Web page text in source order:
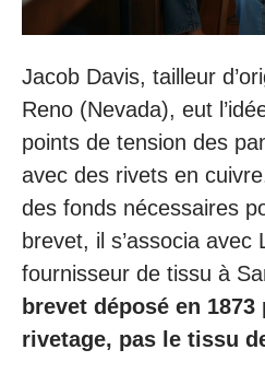
Jacob Davis, tailleur
Reno (Nevada), eut
points de tension des
avec des rivets en
des fonds nécessaires
brevet, il s’associa avec
fournisseur de tissu à
brevet déposé en
rivetage, pas le tissu